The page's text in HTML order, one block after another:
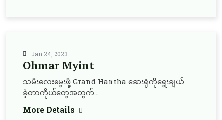
Jan 24, 2023
Ohmar Myint
သမီးလေးမွေးဖို့ Grand Hantha ဆေးရုံကိုရွေးချယ်
ခဲ့တာကိုယ်တွေအတွက်...
More Details